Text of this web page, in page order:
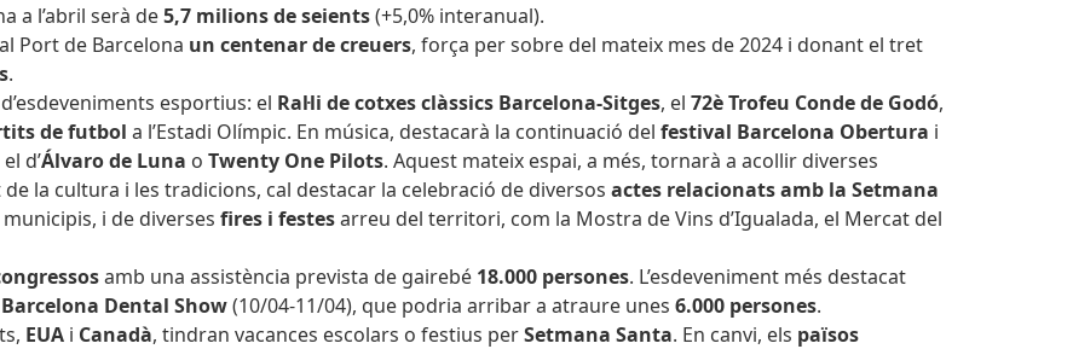
a l’abril serà de5,7 milions de seients(+5,0% interanual).
Port de Barcelona un centenar de creuers, força per sobre del mateix mes de 2024 i donant el tret
.
esportius: el Ral·li de cotxes clàssics Barcelona-Sitges, el 72è Trofeu Conde de Godó,
de futbol a l’Estadi Olímpic. En música, destacarà la continuació del festival Barcelona Obertura i
d’Álvaro de Luna o Twenty One Pilots. Aquest mateix espai, a més, tornarà a acollir diverses
de la cultura i les tradicions, cal destacar la celebració de diversos actes relacionats amb la Setmana
i de diverses fires i festesarreu del territori, com la Mostra de Vins d’Igualada, el Mercat del
amb una assistència prevista de gairebé 18.000 persones. L’esdeveniment més destacat
Barcelona Dental Show(10/04-11/04), que podria arribar a atraure unes 6.000 persones.
EUA i Canadà, tindran vacances escolars o festius perSetmana Santa. En canvi, els països